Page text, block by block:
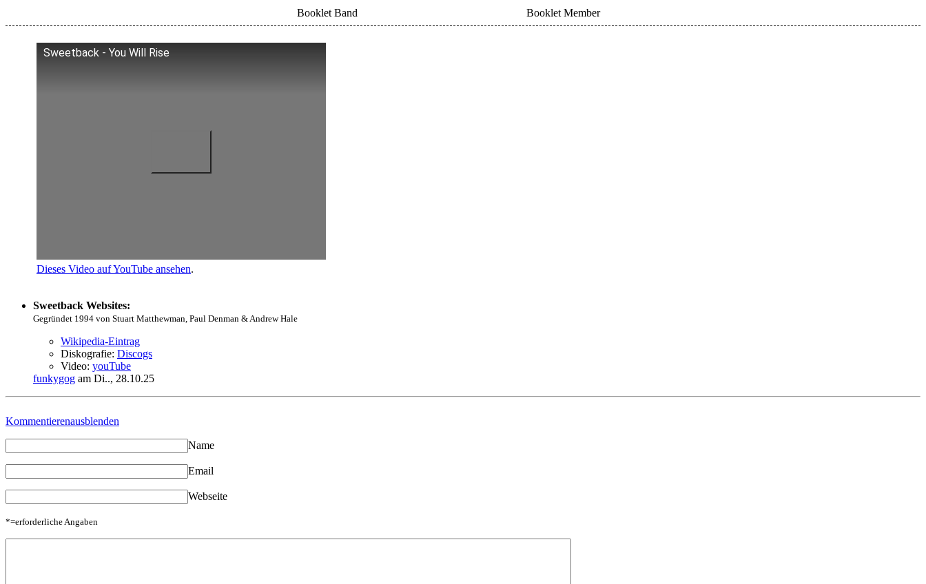
Booklet Band Booklet Member
Sweetback - You Will Rise
Dieses Video auf YouTube ansehen.
Sweetback Websites:
Gegründet 1994 von Stuart Matthewman, Paul Denman & Andrew Hale
Wikipedia-Eintrag
Diskografie: Discogs
Video: youTube
funkygog am Di.., 28.10.25
Kommentierenausblenden
Name
Email
Webseite
*=erforderliche Angaben